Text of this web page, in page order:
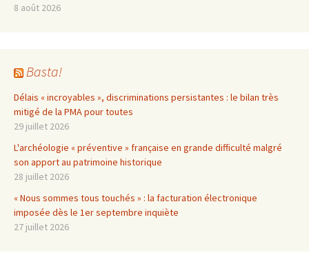
8 août 2026
Basta!
Délais « incroyables », discriminations persistantes : le bilan très
mitigé de la PMA pour toutes
29 juillet 2026
L'archéologie « préventive » française en grande difficulté malgré
son apport au patrimoine historique
28 juillet 2026
« Nous sommes tous touchés » : la facturation électronique
imposée dès le 1er septembre inquiète
27 juillet 2026